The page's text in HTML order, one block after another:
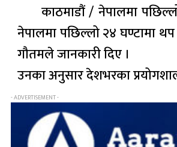
काठमाडौं / नेपालमा
नेपालमा पछिल्लो २४ घण्टामा
गौतमले जानकारी दिए ।
उनका अनुसार देशभरका
- ADVERTISEMENT -